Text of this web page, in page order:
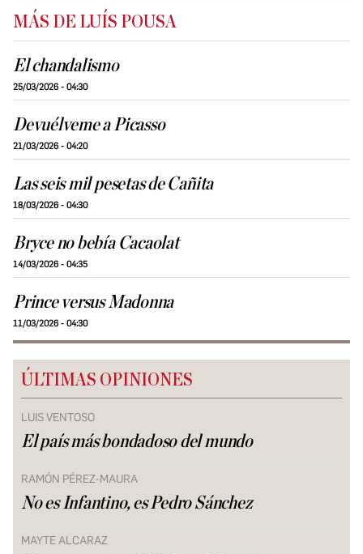
MÁS DE LUÍS POUSA
El chandalismo
25/03/2026 - 04:30
Devuélveme a Picasso
21/03/2026 - 04:20
Las seis mil pesetas de Cañita
18/03/2026 - 04:30
Bryce no bebía Cacaolat
14/03/2026 - 04:35
Prince versus Madonna
11/03/2026 - 04:30
ÚLTIMAS OPINIONES
LUIS VENTOSO
El país más bondadoso del mundo
RAMÓN PÉREZ-MAURA
No es Infantino, es Pedro Sánchez
MAYTE ALCARAZ